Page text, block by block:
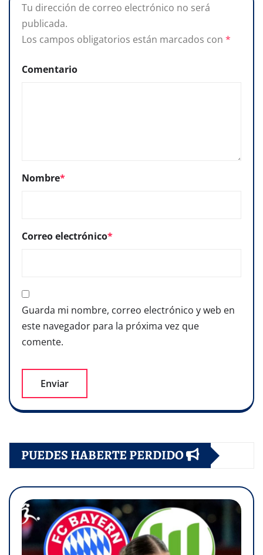
Tu dirección de correo electrónico no será
publicada.
Los campos obligatorios están marcados con *
Comentario
Nombre*
Correo electrónico*
Guarda mi nombre, correo electrónico y web en
este navegador para la próxima vez que
comente.
PUEDES HABERTE PERDIDO